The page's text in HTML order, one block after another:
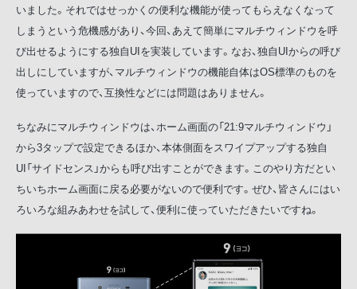
いました。それではせっかくの便利な機能が使ってもらえなくなって
しまうという危機感があり、今回、あえて簡単にマルチウィンドウを呼
び出せるようにする独自UIを実装しています。なお、独自UIからの呼び
出しにしていますが、マルチウィンドウの機能自体はOS標準のものを
使っていますので、互換性などには問題はありません。
ちなみにマルチウィンドウは、ホーム画面の「21:9マルチウィンドウ」
から3タップで設定できるほか、本体側面をスワイプアップする独自
UI「サイドセンス」からも呼び出すことができます。このやり方だとい
ちいちホーム画面に戻る必要がないので便利です。ぜひ、皆さんにはい
ろいろな組みあわせを試して、便利に使っていただきたいですね。